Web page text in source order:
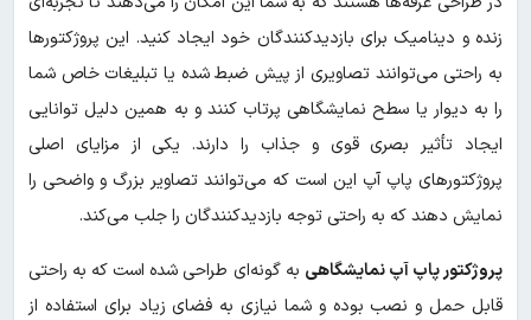
زنده و دینامیک برای بازدیدکنندگان خود ایجاد کنید. این پروژکتورها
به راحتی می‌توانند تصاویری از پیش ضبط شده یا تبلیغات خاص شما
را به دیوار یا سطح نمایشگاهی پرتاب کنند و به همین دلیل توانایی
ایجاد تأثیر بصری قوی و جذاب را دارند. یکی از مزایای اصلی
پروژکتورهای پاپ آپ این است که می‌توانند تصاویر بزرگ و واضحی را
نمایش دهند که به راحتی توجه بازدیدکنندگان را جلب می‌کند.
پروژکتور پاپ آپ نمایشگاهی به گونه‌ای طراحی شده‌ است که به راحتی
قابل حمل و نصب بوده و شما نیازی به فضای زیاد برای استفاده از